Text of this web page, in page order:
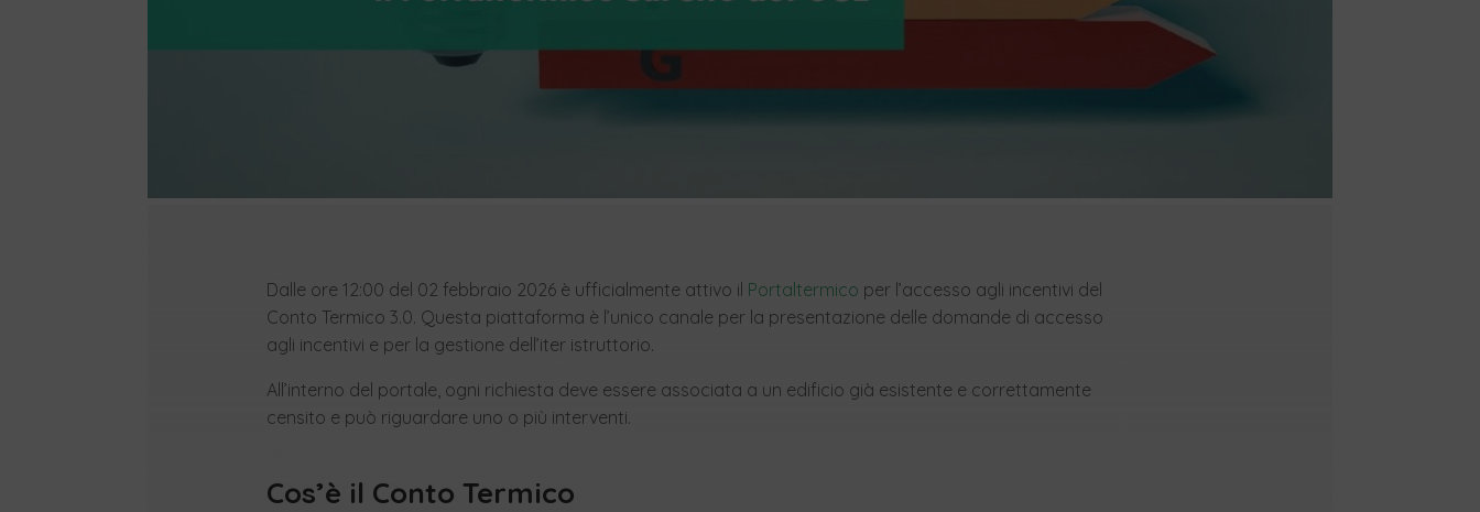
Dalle ore 12:00 del 02 febbraio 2026 è ufficialmente attivo il Portaltermico per l’accesso agli incentivi del
Conto Termico 3.0. Questa piattaforma è l’unico canale per la presentazione delle domande di accesso
agli incentivi e per la gestione dell’iter istruttorio.
All’interno del portale, ogni richiesta deve essere associata a un edificio già esistente e correttamente
censito e può riguardare uno o più interventi.
Cos’è il Conto Termico